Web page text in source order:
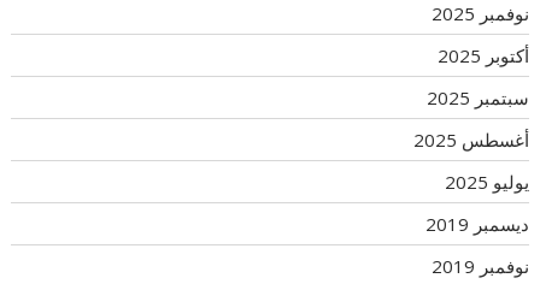
نوفمبر 2025
أكتوبر 2025
سبتمبر 2025
أغسطس 2025
يوليو 2025
ديسمبر 2019
نوفمبر 2019